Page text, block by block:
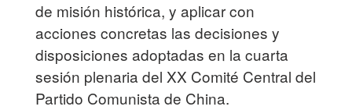
de misión histórica, y aplicar con
acciones concretas las decisiones y
disposiciones adoptadas en la cuarta
sesión plenaria del XX Comité Central del
Partido Comunista de China.